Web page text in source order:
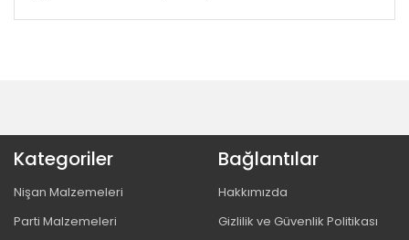
Kategoriler
Nişan Malzemeleri
Parti Malzemeleri
Bağlantılar
Hakkımızda
Gizlilik ve Güvenlik Politikası